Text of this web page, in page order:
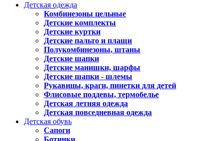
Детская одежда
Комбинезоны цельные
Детские комплекты
Детские куртки
Детские пальто и плащи
Полукомбинезоны, штаны
Детские шапки
Детские манишки, шарфы
Детские шапки - шлемы
Рукавицы, краги, пинетки для детей
Флисовые поддевы, термобелье
Детская летняя одежда
Детская повседневная одежда
Детская обувь
Сапоги
Ботинки